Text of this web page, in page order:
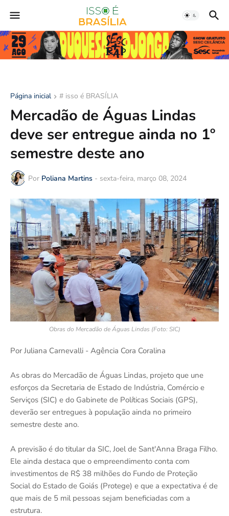
Página inicial # isso é BRASÍLIA
Mercadão de Águas Lindas
deve ser entregue ainda no 1º
semestre deste ano
Por Poliana Martins - sexta-feira, março 08, 2024
Obras do Mercadão de Águas Lindas (Foto: SIC)
Por Juliana Carnevalli - Agência Cora Coralina
As obras do Mercadão de Águas Lindas, projeto que une
esforços da Secretaria de Estado de Indústria, Comércio e
Serviços (SIC) e do Gabinete de Políticas Sociais (GPS),
deverão ser entregues à população ainda no primeiro
semestre deste ano.
A previsão é do titular da SIC, Joel de Sant'Anna Braga Filho.
Ele ainda destaca que o empreendimento conta com
investimentos de R$ 38 milhões do Fundo de Proteção
Social do Estado de Goiás (Protege) e que a expectativa é de
que mais de 5 mil pessoas sejam beneficiadas com a
estrutura.